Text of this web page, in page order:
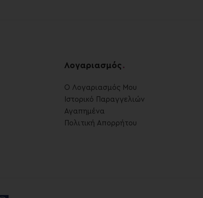
Λογαριασμός .
Ο Λογαριασμός Μου
Ιστορικό Παραγγελιών
Αγαπημένα
Πολιτική Απορρήτου